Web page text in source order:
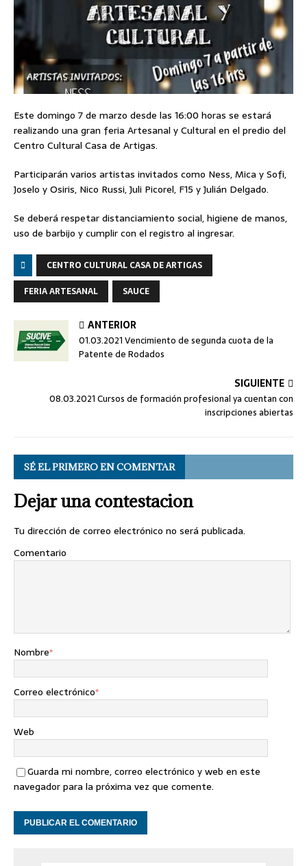
Este domingo 7 de marzo desde las 16:00 horas se estará
realizando una gran feria Artesanal y Cultural en el predio del
Centro Cultural Casa de Artigas.
Participarán varios artistas invitados como Ness, Mica y Sofi,
Joselo y Osiris, Nico Russi, Juli Picorel, F15 y Julián Delgado.
Se deberá respetar distanciamiento social, higiene de manos,
uso de barbijo y cumplir con el registro al ingresar.
CENTRO CULTURAL CASA DE ARTIGAS
FERIA ARTESANAL
SAUCE
ANTERIOR
01.03.2021 Vencimiento de segunda cuota de la
Patente de Rodados
SIGUIENTE
08.03.2021 Cursos de formación profesional ya cuentan con
inscripciones abiertas
SÉ EL PRIMERO EN COMENTAR
Dejar una contestacion
Tu dirección de correo electrónico no será publicada.
Comentario
Nombre*
Correo electrónico*
Web
Guarda mi nombre, correo electrónico y web en este
navegador para la próxima vez que comente.